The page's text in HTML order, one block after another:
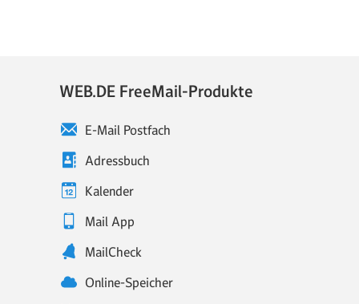
WEB.DE FreeMail-Produkte
E-Mail Postfach
Adressbuch
Kalender
Mail App
MailCheck
Online-Speicher